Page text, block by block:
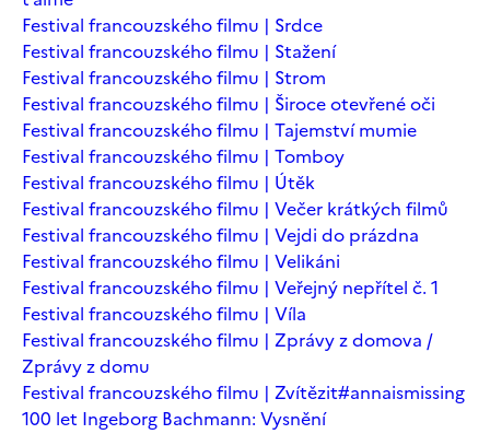
Festival francouzského filmu | Srdce
Festival francouzského filmu | Stažení
Festival francouzského filmu | Strom
Festival francouzského filmu | Široce otevřené oči
Festival francouzského filmu | Tajemství mumie
Festival francouzského filmu | Tomboy
Festival francouzského filmu | Útěk
Festival francouzského filmu | Večer krátkých filmů
Festival francouzského filmu | Vejdi do prázdna
Festival francouzského filmu | Velikáni
Festival francouzského filmu | Veřejný nepřítel č. 1
Festival francouzského filmu | Víla
Festival francouzského filmu | Zprávy z domova /
Zprávy z domu
Festival francouzského filmu | Zvítězit#annaismissing
100 let Ingeborg Bachmann: Vysnění